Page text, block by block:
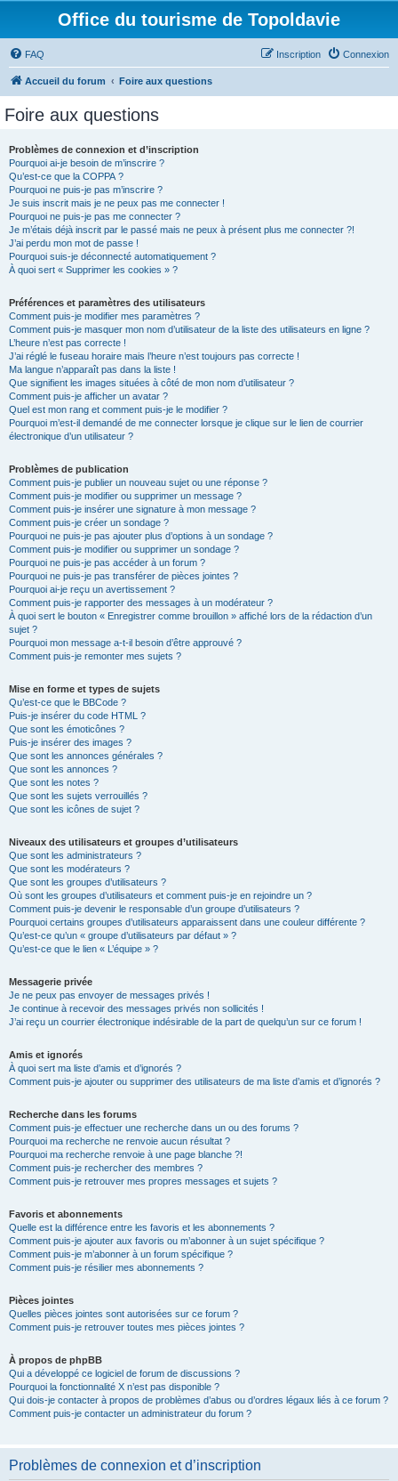
Office du tourisme de Topoldavie
FAQ Connexion
Inscription
Accueil du forum Foire aux questions
Foire aux questions
Problèmes de connexion et d’inscription
Pourquoi ai-je besoin de m’inscrire ?
Qu’est-ce que la COPPA ?
Pourquoi ne puis-je pas m’inscrire ?
Je suis inscrit mais je ne peux pas me connecter !
Pourquoi ne puis-je pas me connecter ?
Je m’étais déjà inscrit par le passé mais ne peux à présent plus me connecter ?!
J’ai perdu mon mot de passe !
Pourquoi suis-je déconnecté automatiquement ?
À quoi sert « Supprimer les cookies » ?
Préférences et paramètres des utilisateurs
Comment puis-je modifier mes paramètres ?
Comment puis-je masquer mon nom d’utilisateur de la liste des utilisateurs en ligne ?
L’heure n’est pas correcte !
J’ai réglé le fuseau horaire mais l’heure n’est toujours pas correcte !
Ma langue n’apparaît pas dans la liste !
Que signifient les images situées à côté de mon nom d’utilisateur ?
Comment puis-je afficher un avatar ?
Quel est mon rang et comment puis-je le modifier ?
Pourquoi m’est-il demandé de me connecter lorsque je clique sur le lien de courrier
électronique d’un utilisateur ?
Problèmes de publication
Comment puis-je publier un nouveau sujet ou une réponse ?
Comment puis-je modifier ou supprimer un message ?
Comment puis-je insérer une signature à mon message ?
Comment puis-je créer un sondage ?
Pourquoi ne puis-je pas ajouter plus d’options à un sondage ?
Comment puis-je modifier ou supprimer un sondage ?
Pourquoi ne puis-je pas accéder à un forum ?
Pourquoi ne puis-je pas transférer de pièces jointes ?
Pourquoi ai-je reçu un avertissement ?
Comment puis-je rapporter des messages à un modérateur ?
À quoi sert le bouton « Enregistrer comme brouillon » affiché lors de la rédaction d’un
sujet ?
Pourquoi mon message a-t-il besoin d’être approuvé ?
Comment puis-je remonter mes sujets ?
Mise en forme et types de sujets
Qu’est-ce que le BBCode ?
Puis-je insérer du code HTML ?
Que sont les émoticônes ?
Puis-je insérer des images ?
Que sont les annonces générales ?
Que sont les annonces ?
Que sont les notes ?
Que sont les sujets verrouillés ?
Que sont les icônes de sujet ?
Niveaux des utilisateurs et groupes d’utilisateurs
Que sont les administrateurs ?
Que sont les modérateurs ?
Que sont les groupes d’utilisateurs ?
Où sont les groupes d’utilisateurs et comment puis-je en rejoindre un ?
Comment puis-je devenir le responsable d’un groupe d’utilisateurs ?
Pourquoi certains groupes d’utilisateurs apparaissent dans une couleur différente ?
Qu’est-ce qu’un « groupe d’utilisateurs par défaut » ?
Qu’est-ce que le lien « L’équipe » ?
Messagerie privée
Je ne peux pas envoyer de messages privés !
Je continue à recevoir des messages privés non sollicités !
J’ai reçu un courrier électronique indésirable de la part de quelqu’un sur ce forum !
Amis et ignorés
À quoi sert ma liste d’amis et d’ignorés ?
Comment puis-je ajouter ou supprimer des utilisateurs de ma liste d’amis et d’ignorés ?
Recherche dans les forums
Comment puis-je effectuer une recherche dans un ou des forums ?
Pourquoi ma recherche ne renvoie aucun résultat ?
Pourquoi ma recherche renvoie à une page blanche ?!
Comment puis-je rechercher des membres ?
Comment puis-je retrouver mes propres messages et sujets ?
Favoris et abonnements
Quelle est la différence entre les favoris et les abonnements ?
Comment puis-je ajouter aux favoris ou m’abonner à un sujet spécifique ?
Comment puis-je m’abonner à un forum spécifique ?
Comment puis-je résilier mes abonnements ?
Pièces jointes
Quelles pièces jointes sont autorisées sur ce forum ?
Comment puis-je retrouver toutes mes pièces jointes ?
À propos de phpBB
Qui a développé ce logiciel de forum de discussions ?
Pourquoi la fonctionnalité X n’est pas disponible ?
Qui dois-je contacter à propos de problèmes d’abus ou d’ordres légaux liés à ce forum ?
Comment puis-je contacter un administrateur du forum ?
Problèmes de connexion et d’inscription